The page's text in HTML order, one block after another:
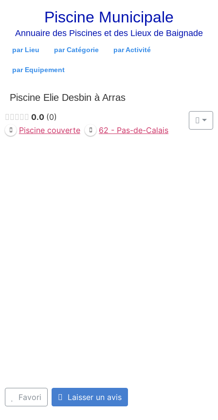
Piscine Municipale
Annuaire des Piscines et des Lieux de Baignade
par Lieu par Catégorie par Activité
par Equipement
Piscine Elie Desbin à Arras
0.0 0
Piscine couverte
62 - Pas-de-Calais
Favori Laisser un avis